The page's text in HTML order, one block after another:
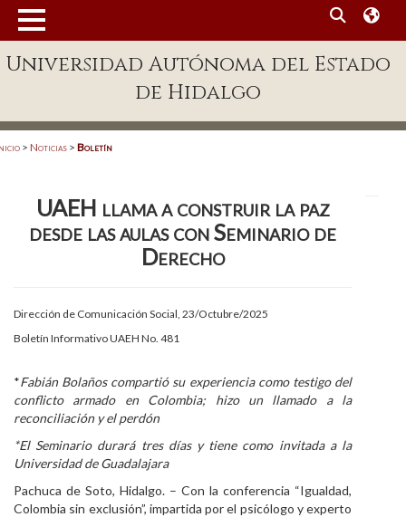
Enlaces
Patronato
Acreditación Internacional
Aspirantes
Personal
Alumni
Visitantes
Universidad Autónoma del Estado
de Hidalgo
> Noticias > Boletín
UAEH llama a construir la paz
desde las aulas con Seminario de
Derecho
Dirección de Comunicación Social, 23/Octubre/2025
Boletín Informativo UAEH No. 481
*Fabián Bolaños compartió su experiencia como testigo del
conflicto armado en Colombia; hizo un llamado a la
reconciliación y el perdón
*El Seminario durará tres días y tiene como invitada a la
Universidad de Guadalajara
Pachuca de Soto, Hidalgo. – Con la conferencia “Igualdad,
Colombia sin exclusión”, impartida por el psicólogo y experto